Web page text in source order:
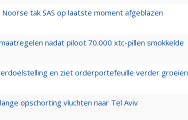
tak SAS op laatste moment afgeblazen
nadat piloot 70.000 xtc-pillen smokkelde
en ziet orderportefeuille verder groeien
opschorting vluchten naar Tel Aviv